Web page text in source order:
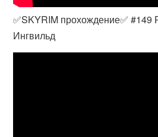
✅SKYRIM прохождение✅ #149
Ингвильд